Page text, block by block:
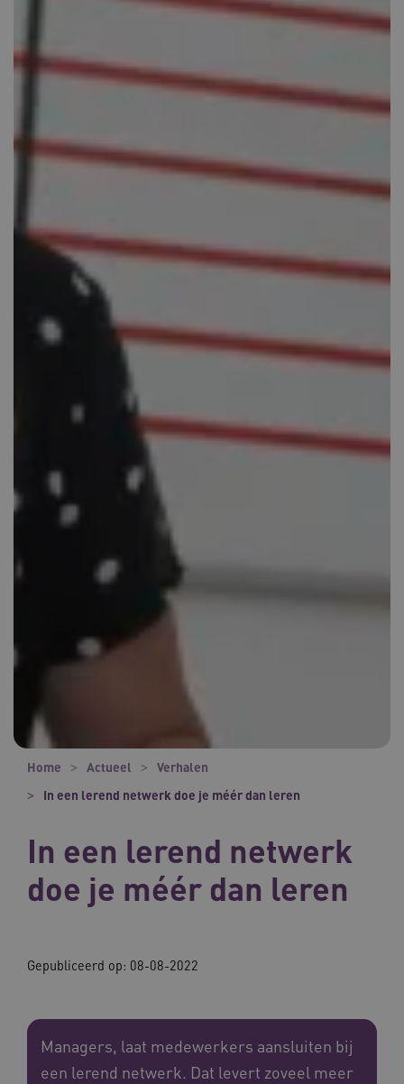
Home Actueel
Verhalen
In een lerend netwerk doe je méér dan leren
In een lerend netwerk
doe je méér dan leren
Gepubliceerd op: 08-08-2022
Managers, laat medewerkers aansluiten bij
een lerend netwerk. Dat levert zoveel meer